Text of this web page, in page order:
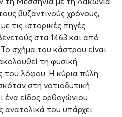
βυζαντινούς χρόνους,
τις ιστορικές πηγές
στα 1463 και από
σχήμα του κάστρου είναι
τη φυσική
του λόφου. Η κύρια πύλη
στη νοτιοδυτική
ένα είδος ορθογώνιου
του υπάρχει